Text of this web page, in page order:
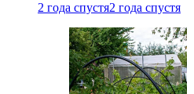
2 года спустя2 года спустя